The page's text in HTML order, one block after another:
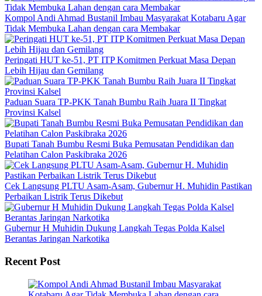
Kompol Andi Ahmad Bustanil Imbau Masyarakat Kotabaru Agar
Tidak Membuka Lahan dengan cara Membakar
Peringati HUT ke-51, PT ITP Komitmen Perkuat Masa Depan
Lebih Hijau dan Gemilang
Paduan Suara TP-PKK Tanah Bumbu Raih Juara II Tingkat
Provinsi Kalsel
Bupati Tanah Bumbu Resmi Buka Pemusatan Pendidikan dan
Pelatihan Calon Paskibraka 2026
Cek Langsung PLTU Asam-Asam, Gubernur H. Muhidin Pastikan
Perbaikan Listrik Terus Dikebut
Gubernur H Muhidin Dukung Langkah Tegas Polda Kalsel
Berantas Jaringan Narkotika
Recent Post